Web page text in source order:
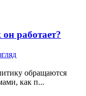
работает?
обращаются
как п...